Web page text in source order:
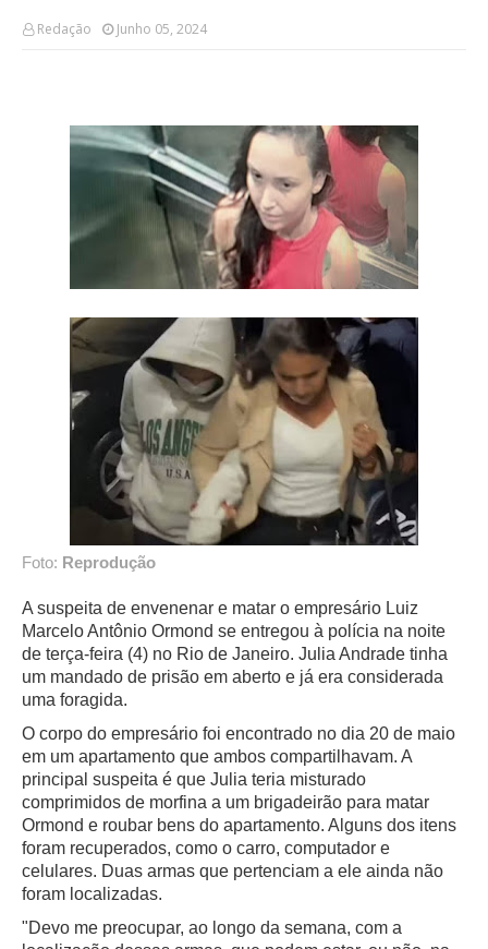
Redação Junho 05, 2024
Foto: Reprodução
A suspeita de envenenar e matar o empresário Luiz
Marcelo Antônio Ormond se entregou à polícia na noite
de terça-feira (4) no Rio de Janeiro. Julia Andrade tinha
um mandado de prisão em aberto e já era considerada
uma foragida.
O corpo do empresário foi encontrado no dia 20 de maio
em um apartamento que ambos compartilhavam. A
principal suspeita é que Julia teria misturado
comprimidos de morfina a um brigadeirão para matar
Ormond e roubar bens do apartamento. Alguns dos itens
foram recuperados, como o carro, computador e
celulares. Duas armas que pertenciam a ele ainda não
foram localizadas.
"Devo me preocupar, ao longo da semana, com a